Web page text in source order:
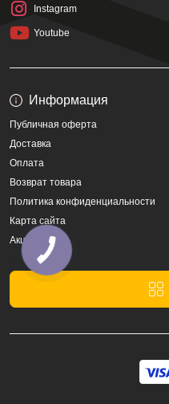
Информация
Публичная оферта
Доставка
Оплата
Возврат товара
Политика конфиденциальности
Карта сайта
Акции
Instagram
Youtube